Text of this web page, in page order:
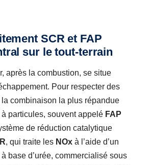
SCR et FAP
sur le tout-terrain
après la combustion, se situe
Pour respecter des
la combinaison la plus répandue
particules, souvent appelé FAP
de réduction catalytique
, qui traite les NOx à l’aide d’un
base d’urée, commercialisé sous